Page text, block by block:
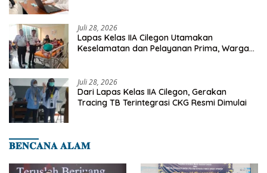
Juli 28, 2026
Lapas Kelas IIA Cilegon Utamakan
Keselamatan dan Pelayanan Prima, Warga
Juli 28, 2026
Dari Lapas Kelas IIA Cilegon, Gerakan
Tracing TB Terintegrasi CKG Resmi Dimulai
𝐁𝐄𝐍𝐂𝐀𝐍𝐀 𝐀𝐋𝐀𝐌